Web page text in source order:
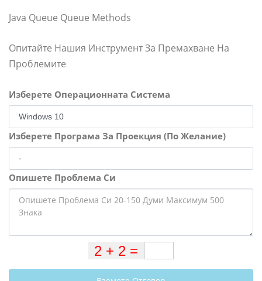
Java Queue Queue Methods
Опитайте Нашия Инструмент За Премахване На
Проблемите
Изберете Операционната Система
Изберете Програма За Проекция (По Желание)
Опишете Проблема Си